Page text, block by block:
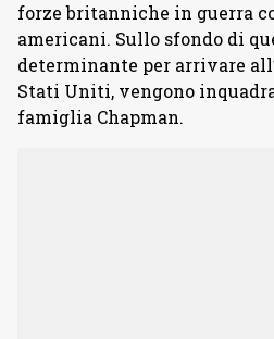
forze britanniche in guerra
americani. Sullo sfondo di
determinante per arrivare
Stati Uniti, vengono
famiglia Chapman.